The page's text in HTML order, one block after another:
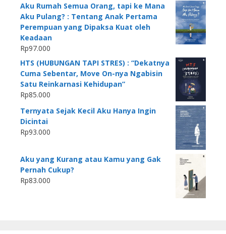
Aku Rumah Semua Orang, tapi ke Mana
Aku Pulang? : Tentang Anak Pertama
Perempuan yang Dipaksa Kuat oleh
Keadaan
Rp97.000
HTS (HUBUNGAN TAPI STRES) : “Dekatnya
Cuma Sebentar, Move On-nya Ngabisin
Satu Reinkarnasi Kehidupan”
Rp85.000
Ternyata Sejak Kecil Aku Hanya Ingin
Dicintai
Rp93.000
Aku yang Kurang atau Kamu yang Gak
Pernah Cukup?
Rp83.000